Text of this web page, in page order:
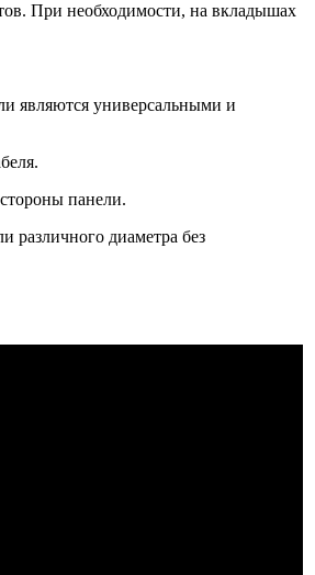
При необходимости, на вкладышах
являются универсальными и
панели.
различного диаметра без